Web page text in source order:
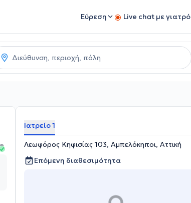
Εύρεση Live chat με γιατρό
Ιατρείο 1
Λεωφόρος Κηφισίας 103, Αμπελόκηποι, Αττική
Επόμενη διαθεσιμότητα